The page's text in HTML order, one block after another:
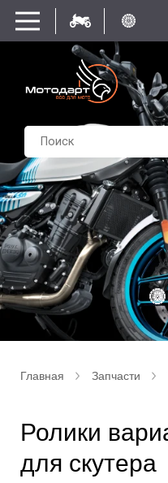
Главная Запчасти
Ролики
для скутера